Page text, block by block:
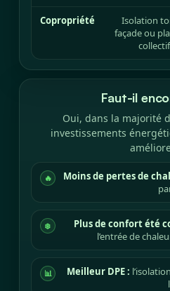
Copropriété
Isolation
façade ou
Faut-il
Oui, dans la majorité
investissements
🔥 Moins de pertes de
❄️ Plus de confort été
l’entrée de
📊 Meilleur DPE :